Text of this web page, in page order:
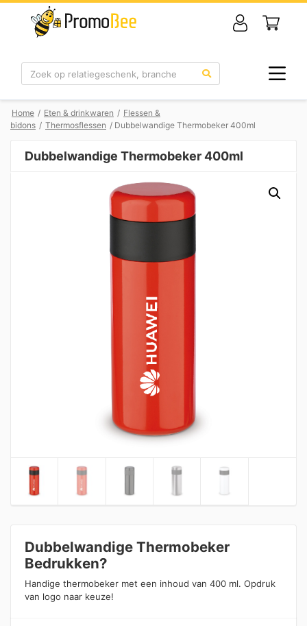
Zoek
Home / Eten & drinkwaren / Flessen &
bidons / Thermosflessen / Dubbelwandige Thermobeker 400ml
Dubbelwandige Thermobeker 400ml
Dubbelwandige Thermobeker
Bedrukken?
Handige thermobeker met een inhoud van 400 ml. Opdruk
van logo naar keuze!